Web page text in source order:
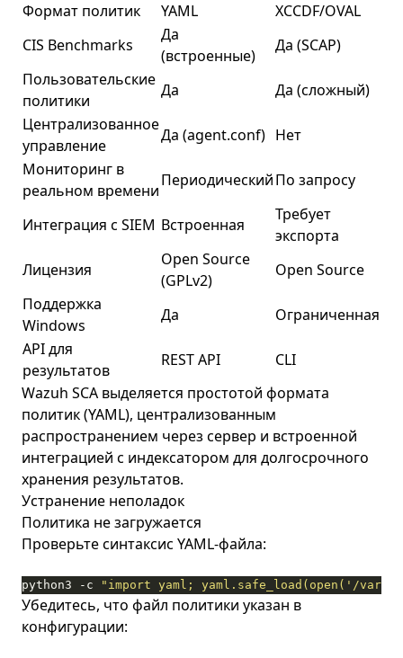
Формат политик
YAML XCCDF/OVAL
CIS Benchmarks
Да
(встроенные)
Да (SCAP)
Пользовательские
политики
Да Да (сложный)
Централизованное
управление
Да (agent.conf) Нет
Мониторинг в
реальном времени
ПериодическийПо запросу
Интеграция с SIEM Встроенная
Требует
экспорта
Лицензия
Open Source
(GPLv2)
Open Source
Поддержка
Windows
Да Ограниченная
API для
результатов
REST API CLI
Wazuh SCA выделяется простотой формата
политик (YAML), централизованным
распространением через сервер и встроенной
интеграцией с индексатором для долгосрочного
хранения результатов.
Устранение неполадок
Политика не загружается
Проверьте синтаксис YAML-файла:
python3 -c "import yaml; yaml.safe_load(open('/var/
Убедитесь, что файл политики указан в
конфигурации: